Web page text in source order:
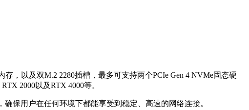
，以及双M.2 2280插槽，最多可支持两个PCIe Gen 4 NVMe固态硬
2000以及RTX 4000等。
保用户在任何环境下都能享受到稳定、高速的网络连接。